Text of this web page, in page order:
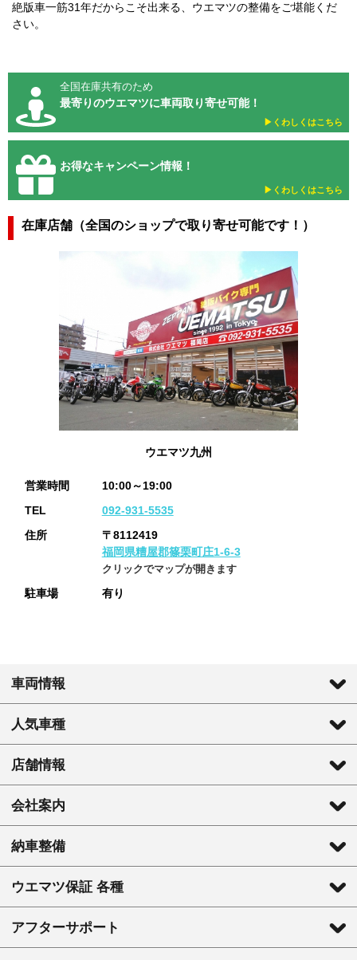
絶版車一筋31年だからこそ出来る、ウエマツの整備をご堪能くだ
さい。
全国在庫共有のため
最寄りのウエマツに車両取り寄せ可能！
▶︎くわしくはこちら
お得なキャンペーン情報！
▶︎くわしくはこちら
在庫店舗（全国のショップで取り寄せ可能です！）
ウエマツ九州
営業時間
10:00～19:00
TEL
092-931-5535
住所
〒8112419
福岡県糟屋郡篠栗町庄1-6-3
クリックでマップが開きます
駐車場 有り
車両情報
人気車種
店舗情報
会社案内
納車整備
ウエマツ保証 各種
アフターサポート